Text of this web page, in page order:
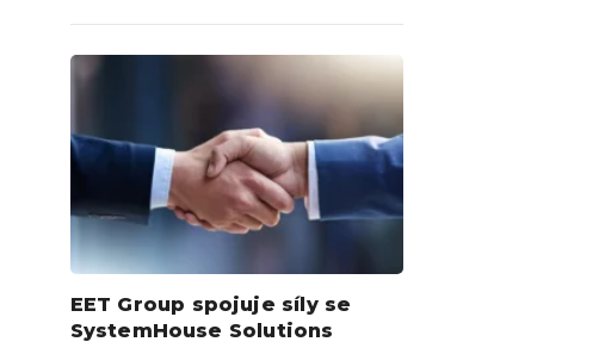
EET Group spojuje síly se
SystemHouse Solutions